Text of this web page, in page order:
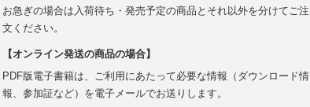
お急ぎの場合は入荷待ち・発売予定の商品とそれ以外を分けてご注
文ください。
【オンライン発送の商品の場合】
PDF版電子書籍は、ご利用にあたって必要な情報（ダウンロード情
報、参加証など）を電子メールでお送りします。